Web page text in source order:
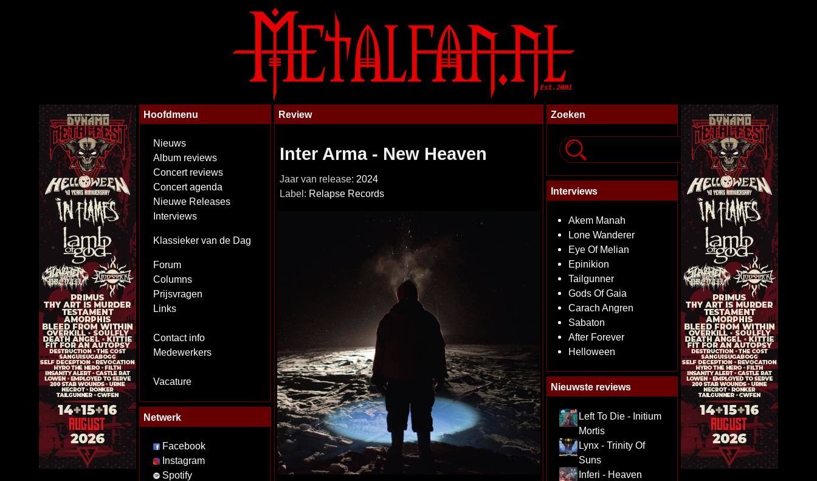
Hoofdmenu
Nieuws
Album reviews
Concert reviews
Concert agenda
Nieuwe Releases
Interviews
Klassieker van de Dag
Forum
Columns
Prijsvragen
Links
Contact info
Medewerkers
Vacature
Netwerk
Facebook
Instagram
Spotify
Review
Inter Arma - New Heaven
Jaar van release: 2024
Label: Relapse Records
Zoeken
Interviews
Akem Manah
Lone Wanderer
Eye Of Melian
Epinikion
Tailgunner
Gods Of Gaia
Carach Angren
Sabaton
After Forever
Helloween
Nieuwste reviews
Left To Die - Initium
Mortis
Lynx - Trinity Of
Suns
Inferi - Heaven